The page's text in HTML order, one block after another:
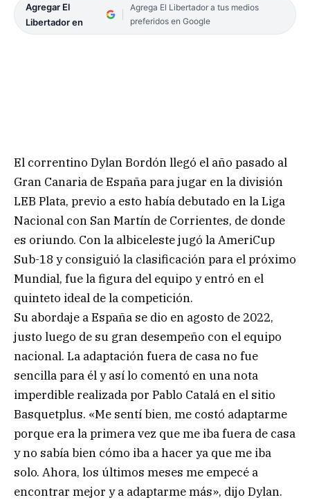
Agregar El
Libertador en
Agrega El Libertador a tus medios
preferidos en Google
El correntino Dylan Bordón llegó el año pasado al
Gran Canaria de España para jugar en la división
LEB Plata, previo a esto había debutado en la Liga
Nacional con San Martín de Corrientes, de donde
es oriundo. Con la albiceleste jugó la AmeriCup
Sub-18 y consiguió la clasificación para el próximo
Mundial, fue la figura del equipo y entró en el
quinteto ideal de la competición.
Su abordaje a España se dio en agosto de 2022,
justo luego de su gran desempeño con el equipo
nacional. La adaptación fuera de casa no fue
sencilla para él y así lo comentó en una nota
imperdible realizada por Pablo Catalá en el sitio
Basquetplus. «Me sentí bien, me costó adaptarme
porque era la primera vez que me iba fuera de casa
y no sabía bien cómo iba a hacer ya que me iba
solo. Ahora, los últimos meses me empecé a
encontrar mejor y a adaptarme más», dijo Dylan.